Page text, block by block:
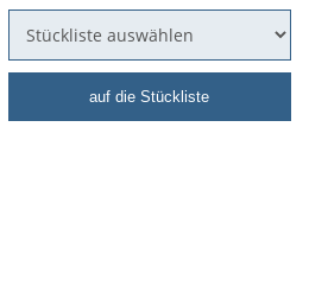
auf die Stückliste